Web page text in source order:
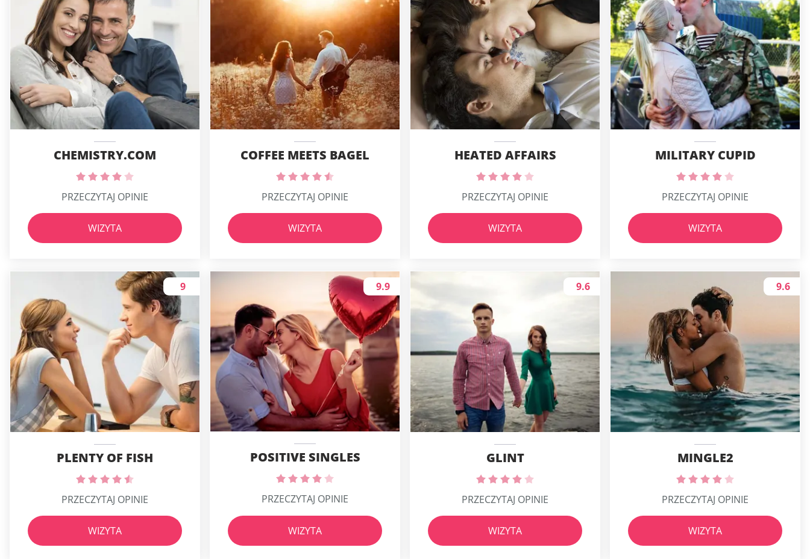
CHEMISTRY.COM
PRZECZYTAJ OPINIE
WIZYTA
COFFEE MEETS BAGEL
PRZECZYTAJ OPINIE
WIZYTA
HEATED AFFAIRS
PRZECZYTAJ OPINIE
WIZYTA
MILITARY CUPID
PRZECZYTAJ OPINIE
WIZYTA
PLENTY OF FISH
9
PRZECZYTAJ OPINIE
WIZYTA
POSITIVE SINGLES
9.9
PRZECZYTAJ OPINIE
WIZYTA
GLINT
9.6
PRZECZYTAJ OPINIE
WIZYTA
MINGLE2
9.6
PRZECZYTAJ OPINIE
WIZYTA